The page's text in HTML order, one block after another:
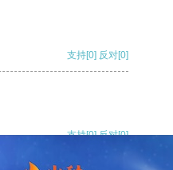
支持[0] 反对[0]
支持[0] 反对[0]